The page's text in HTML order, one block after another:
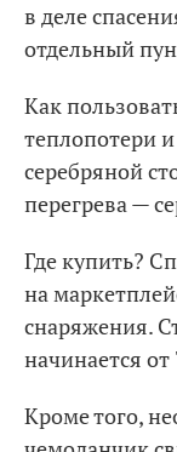
в деле
отдельный
Как
теплопотери и
серебряной
перегрева —
Где купить?
на
снаряжения.
начинается от
Кроме того,